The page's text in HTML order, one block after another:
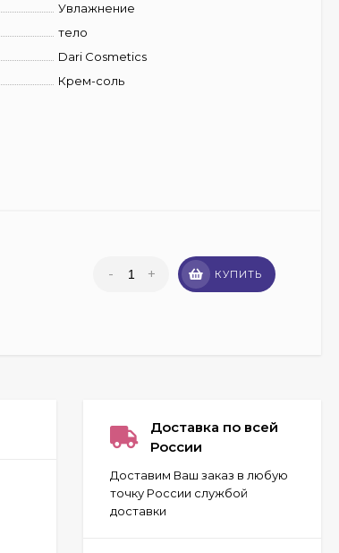
Увлажнение
тело
Dari Cosmetics
Крем-соль
- + КУПИТЬ
Доставка по всей
России
Доставим Ваш заказ в любую
точку России службой
доставки